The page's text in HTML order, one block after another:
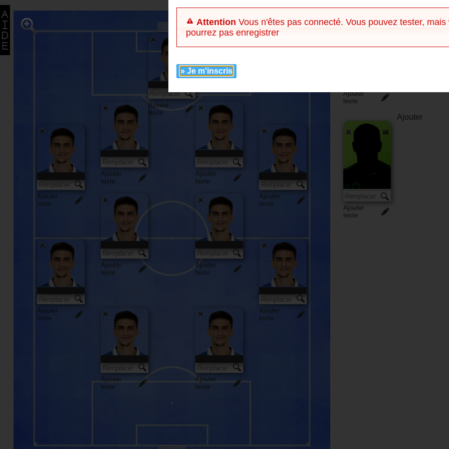
Ajouter
texte
Ajouter
texte
Ajouter
texte
Ajouter
texte
Ajouter
texte
Ajouter
texte
Ajouter
texte
Ajouter
texte
Ajouter
texte
Ajouter
texte
Ajouter
texte
Ajouter
texte
Ajouter
texte
Ajouter
Attention Vous n'êtes pas connecté. Vous pouvez tester, mais
pourrez pas enregistrer
» Je m'inscris